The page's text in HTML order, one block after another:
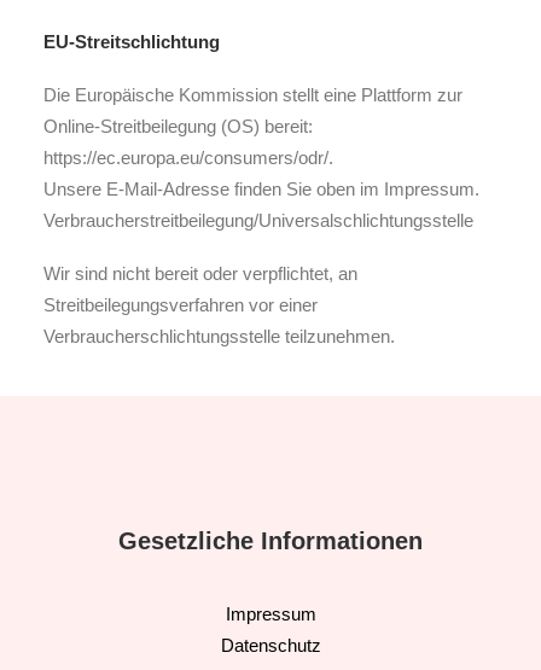
EU-Streitschlichtung
Die Europäische Kommission stellt eine Plattform zur
Online-Streitbeilegung (OS) bereit:
https://ec.europa.eu/consumers/odr/.
Unsere E-Mail-Adresse finden Sie oben im Impressum.
Verbraucher­streit­beilegung/Universal­schlichtungs­stelle
Wir sind nicht bereit oder verpflichtet, an
Streitbeilegungsverfahren vor einer
Verbraucherschlichtungsstelle teilzunehmen.
Gesetzliche Informationen
Impressum
Datenschutz